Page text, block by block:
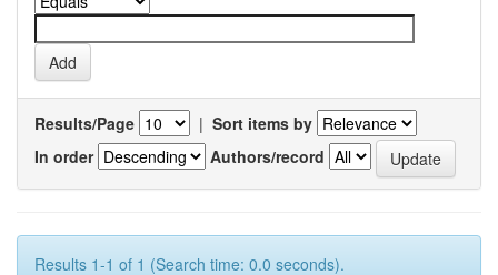
Results/Page | Sort items by
In order
Authors/record
Results 1-1 of 1 (Search time: 0.0 seconds).